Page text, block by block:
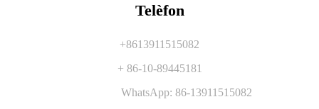
Telèfon
+8613911515082
+ 86-10-89445181
WhatsApp: 86-13911515082